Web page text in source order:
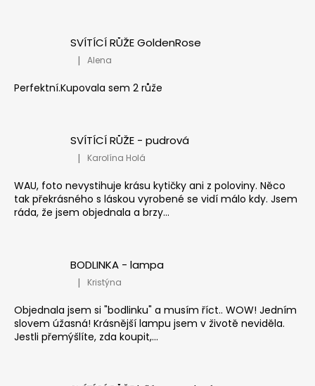
SVÍTÍCÍ RŮŽE GoldenRose
Hodnocení produktu je 5 z 5 hvězdiček.
| Alena
Perfektní.Kupovala sem 2 růže
SVÍTÍCÍ RŮŽE - pudrová
Hodnocení produktu je 5 z 5 hvězdiček.
| Karolína Holá
WAU, foto nevystihuje krásu kytičky ani z poloviny. Něco
tak překrásného s láskou vyrobené se vidí málo kdy. Jsem
ráda, že jsem objednala a brzy...
BODLINKA - lampa
Hodnocení produktu je 5 z 5 hvězdiček.
| Kristýna
Objednala jsem si "bodlinku" a musím říct.. WOW! Jedním
slovem úžasná! Krásnější lampu jsem v životě neviděla.
Jestli přemýšlíte, zda koupit,...